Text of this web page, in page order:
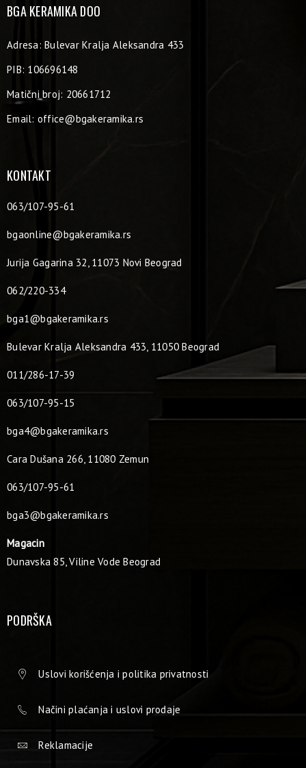
BGA KERAMIKA DOO
Adresa: Bulevar Kralja Aleksandra 433
PIB: 106696148
Matični broj: 20661712
Email: office@bgakeramika.rs
KONTAKT
063/107-95-61
bgaonline@bgakeramika.rs
Jurija Gagarina 32, 11073 Novi Beograd
062/220-334
bga1@bgakeramika.rs
Bulevar Kralja Aleksandra 433, 11050 Beograd
011/286-17-39
063/107-95-15
bga4@bgakeramika.rs
Cara Dušana 266, 11080 Zemun
063/107-95-61
bga3@bgakeramika.rs
Magacin
Dunavska 85, Viline Vode Beograd
PODRŠKA
Uslovi korišćenja i politika privatnosti
Načini plaćanja i uslovi prodaje
Reklamacije